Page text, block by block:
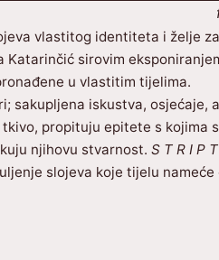
vlastitog identiteta i želje za
Katarinčić sirovim
u vlastitim tijelima.
sakupljena iskustva, osjećaje,
propituju epitete s kojima
njihovu stvarnost. S T R I P
slojeva koje tijelu nameće